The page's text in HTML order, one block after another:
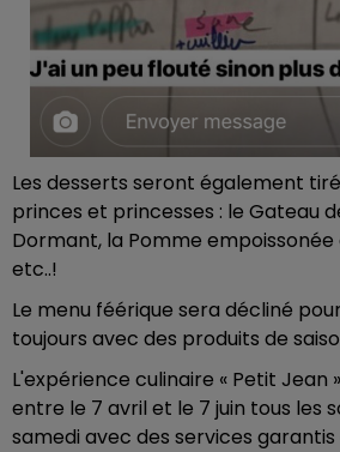
Les desserts seront également
princes et princesses : le Gateau
Dormant, la Pomme
etc..!
Le menu féérique sera décliné
toujours avec des produits de
L'expérience culinaire « Petit Jean
entre le 7 avril et le 7 juin tous les
samedi avec des services garantis